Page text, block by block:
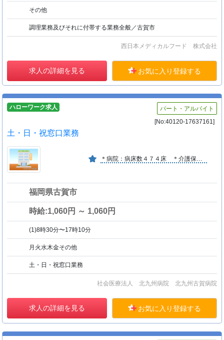
その他
調理業務及びそれに付帯する業務全般／古賀市
西日本メディカルフード 株式会社
求人の詳細を見る お気に入り登録する
ハローワーク求人
パート・アルバイト
[No:40120-17637161]
土・日・祝窓口業務
＊病院：病床数４７４床 ＊介護保険施設：北九州古賀病院介護医療院 １２０名 ／ 療養型病院として、地域に根ざした医療を支えられる人材育成に力を注いでいます。
福岡県古賀市
時給:1,060円 ～ 1,060円
(1)8時30分〜17時10分
月火水木金その他
土・日・祝窓口業務
社会医療法人 北九州病院 北九州古賀病院
求人の詳細を見る お気に入り登録する